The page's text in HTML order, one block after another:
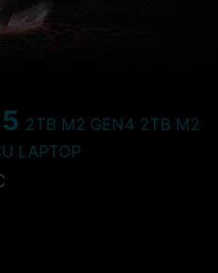
2TB M2 GEN4 2TB M2
LAPTOP